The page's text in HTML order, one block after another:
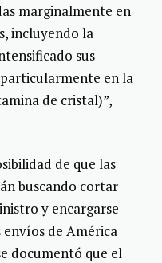
marginalmente en
incluyendo la
sus
en la
de cristal)”,
de que las
buscando cortar
y encargarse
de América
documentó que el